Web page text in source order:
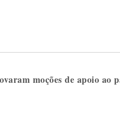
moções de apoio ao